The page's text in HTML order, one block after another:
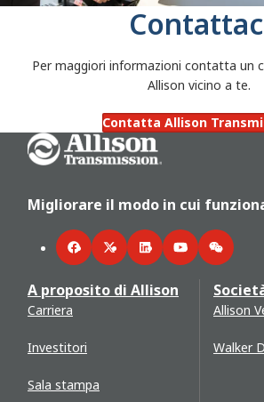
Per maggiori informazioni contatta un
Allison vicino a te.
Contatta Allison
Go Home
Migliorare il modo in cui
FacebookTwitterLinkedInYouTubeWeChat
A proposito di Allison
Carriera
Investitori
Sala stampa
Allison
Walker